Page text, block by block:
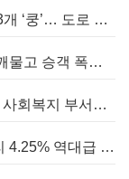
[홍콩사고] 퉁충서 3톤 짜리 드릴 비트 3개 ‘쿵’… 도로 파손·교통 마비
[홍콩뉴스] 싱가포르 창이공항서 경찰 깨물고 승객 폭행한 홍콩 모자, 결국 감옥행
[홍콩사건] 5세 아동 학대 사망 사건 후, 사회복지 부서에 내부 검토 및 교육 강화 촉구
[홍콩뉴스] "어르신 모십니다" 최소 금리 4.25% 역대급 혜택, 홍콩 실버채권 발행